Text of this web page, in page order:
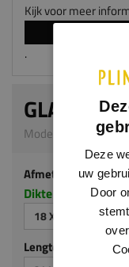
Kijk voor meer
.
GLADDE
Model 0101 | 18 x
Afmeting
Dikte x hoogte in
18 X 100 MM
Lengte (mm)
Deze
uw
Door